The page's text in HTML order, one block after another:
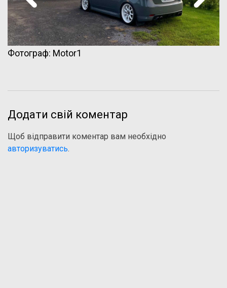
Фотограф: Motor1
Додати свій коментар
Щоб відправити коментар вам необхідно
авторизуватись.